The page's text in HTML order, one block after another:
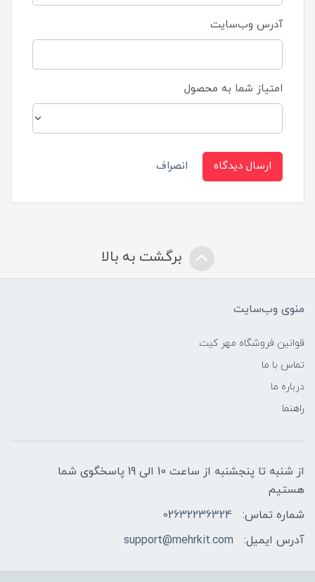
آدرس وب‌سایت
امتیاز شما به محصول
ارسال دیدگاه انصراف
برگشت به بالا
منوی وب‌سایت
قوانین فروشگاه مهر کیت
تماس با ما
درباره ما
راهنما
از شنبه تا پنجشنبه از ساعت 10 الی 19 پاسخگوی شما
هستیم
شماره تماس:
02632236324
آدرس ایمیل:
support@mehrkit.com